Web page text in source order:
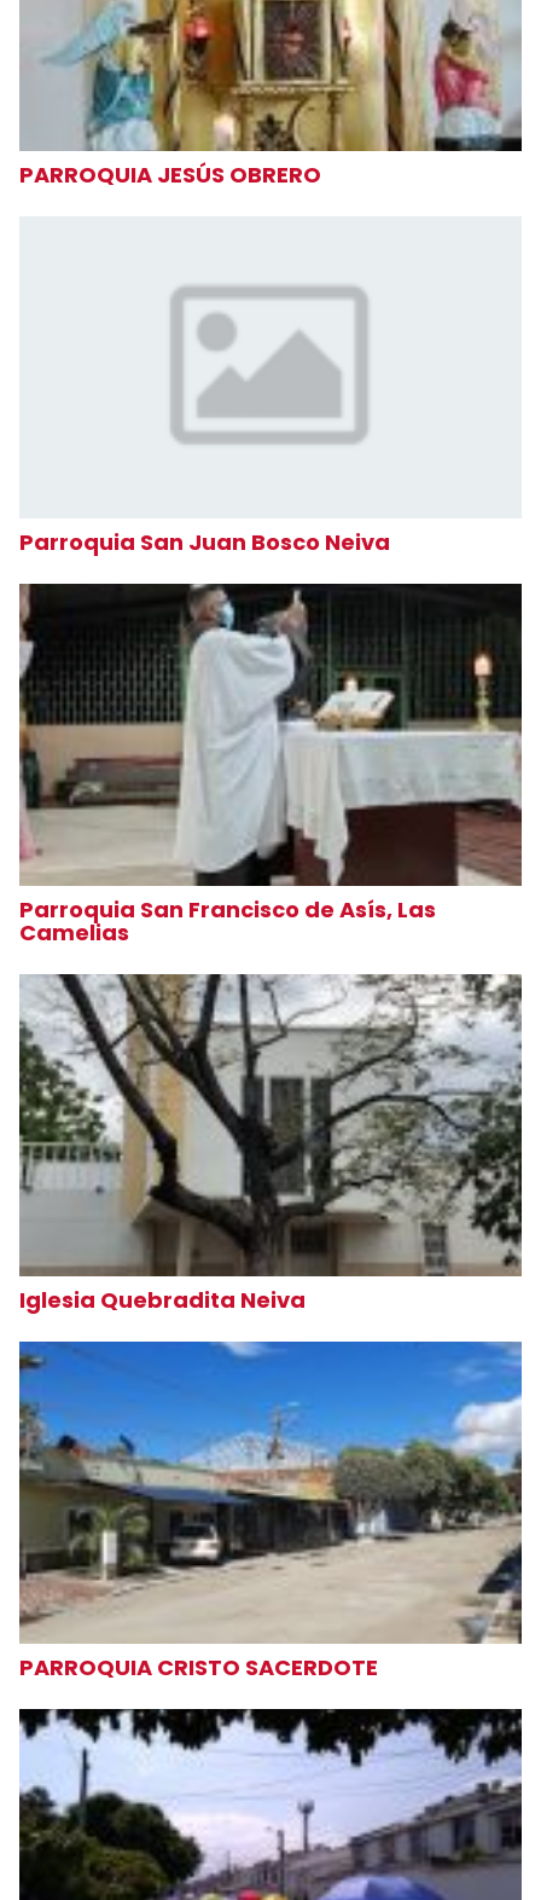
PARROQUIA JESÚS OBRERO
Parroquia San Juan Bosco Neiva
Parroquia San Francisco de Asís, Las
Camelias
Iglesia Quebradita Neiva
PARROQUIA CRISTO SACERDOTE